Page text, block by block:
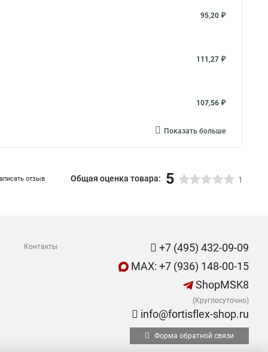
95,20 ₽
111,27 ₽
107,56 ₽
Показать больше
отзыв Общая оценка товара: 5 1
Контакты
+7 (495) 432-09-09
MAX: +7 (936) 148-00-15
ShopMSK8
(Круглосуточно)
info@fortisflex-shop.ru
Форма обратной связи